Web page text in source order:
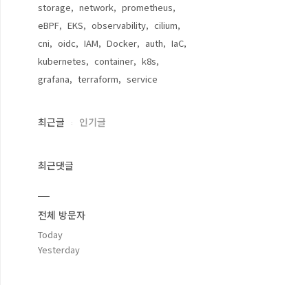
storage
network
prometheus
eBPF
EKS observability
cilium
cni
oidc IAM Docker auth
IaC
kubernetes
container
k8s
grafana
terraform service
최근글 인기글
최근댓글
전체 방문자
Today
Yesterday